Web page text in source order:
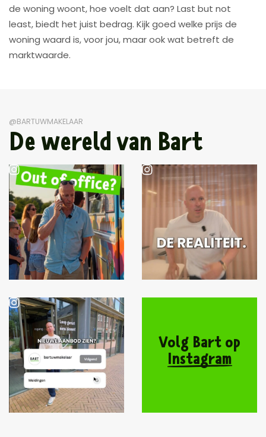
de woning woont, hoe voelt dat aan? Last but not
least, biedt het juist bedrag. Kijk goed welke prijs de
woning waard is, voor jou, maar ook wat betreft de
marktwaarde.
@BARTUWMAKELAAR
De wereld van Bart
Volg Bart op
Instagram